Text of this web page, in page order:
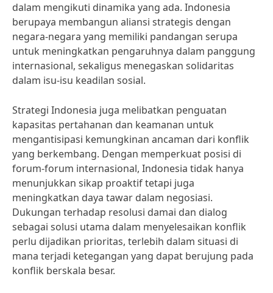
dalam mengikuti dinamika yang ada. Indonesia
berupaya membangun aliansi strategis dengan
negara-negara yang memiliki pandangan serupa
untuk meningkatkan pengaruhnya dalam panggung
internasional, sekaligus menegaskan solidaritas
dalam isu-isu keadilan sosial.
Strategi Indonesia juga melibatkan penguatan
kapasitas pertahanan dan keamanan untuk
mengantisipasi kemungkinan ancaman dari konflik
yang berkembang. Dengan memperkuat posisi di
forum-forum internasional, Indonesia tidak hanya
menunjukkan sikap proaktif tetapi juga
meningkatkan daya tawar dalam negosiasi.
Dukungan terhadap resolusi damai dan dialog
sebagai solusi utama dalam menyelesaikan konflik
perlu dijadikan prioritas, terlebih dalam situasi di
mana terjadi ketegangan yang dapat berujung pada
konflik berskala besar.